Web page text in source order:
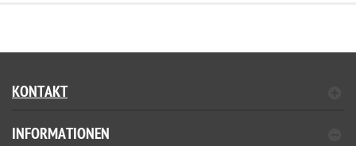
KONTAKT
INFORMATIONEN